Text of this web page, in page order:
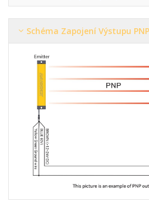
Schéma Zapojení Výstupu PNP